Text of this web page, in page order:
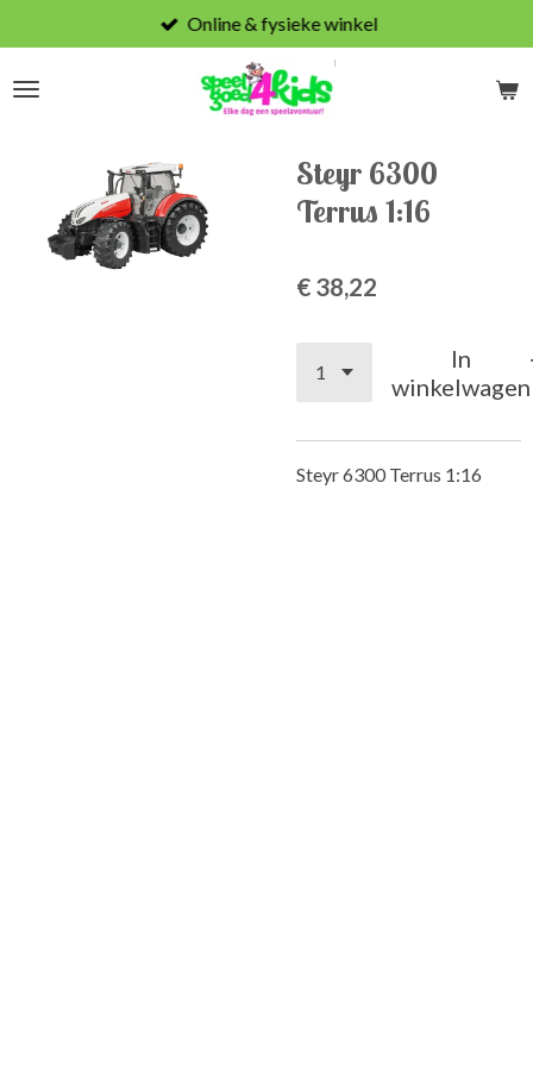
direct
naar
Online & fysieke winkel
Steyr 6300
Terrus 1:16
€ 38,22
In
winkelwagen
Steyr 6300 Terrus 1:16